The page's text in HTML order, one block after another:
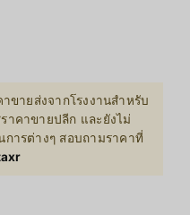
ขายส่งจากโรงงานสำหรับ
าคาขายปลีก และยังไม่
ารต่างๆ สอบถามราคาที่